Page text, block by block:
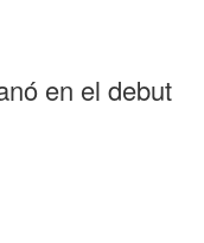
en el debut